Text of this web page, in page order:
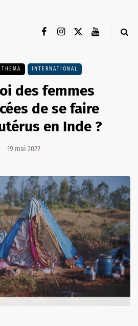
INTERNATIONAL
des femmes
de se faire
en Inde ?
19 mai 2022